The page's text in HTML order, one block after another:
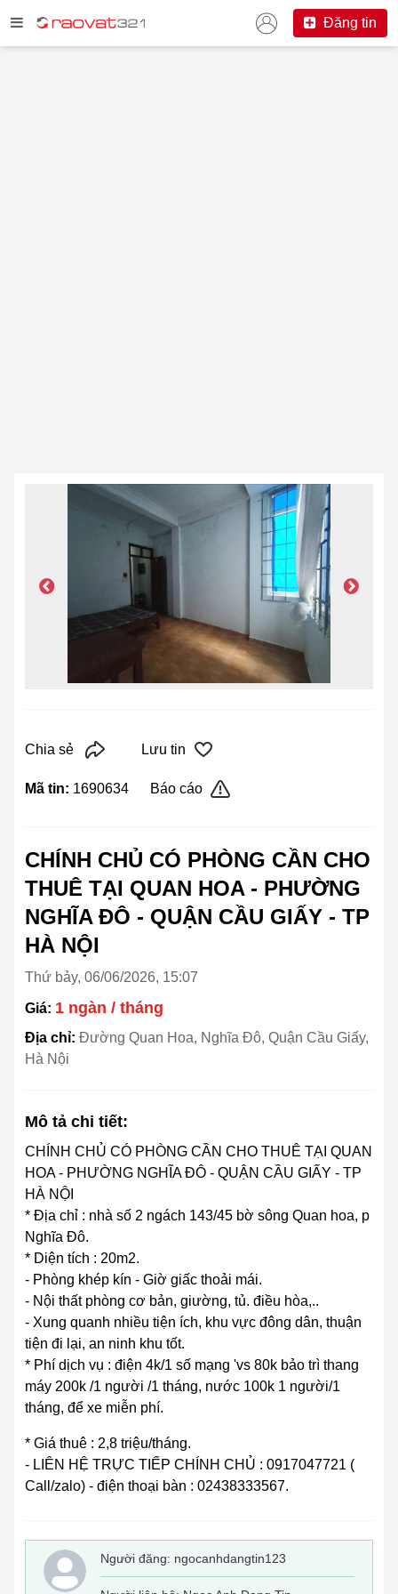
Đăng tin
Chia sẻ Lưu tin
Mã tin: 1690634 Báo cáo
CHÍNH CHỦ CÓ PHÒNG CẦN CHO
THUÊ TẠI QUAN HOA - PHƯỜNG
NGHĨA ĐÔ - QUẬN CẦU GIẤY - TP
HÀ NỘI
Thứ bảy, 06/06/2026, 15:07
Giá: 1 ngàn / tháng
Địa chỉ: Đường Quan Hoa, Nghĩa Đô, Quận Cầu Giấy,
Hà Nội
Mô tả chi tiết:
CHÍNH CHỦ CÓ PHÒNG CẦN CHO THUÊ TẠI QUAN
HOA - PHƯỜNG NGHĨA ĐÔ - QUẬN CẦU GIẤY - TP
HÀ NỘI
* Địa chỉ : nhà số 2 ngách 143/45 bờ sông Quan hoa, p
Nghĩa Đô.
* Diện tích : 20m2.
- Phòng khép kín - Giờ giấc thoải mái.
- Nội thất phòng cơ bản, giường, tủ. điều hòa,..
- Xung quanh nhiều tiện ích, khu vực đông dân, thuận
tiện đi lại, an ninh khu tốt.
* Phí dịch vụ : điện 4k/1 số mạng 'vs 80k bảo trì thang
máy 200k /1 người /1 tháng, nước 100k 1 người/1
tháng, để xe miễn phí.
* Giá thuê : 2,8 triệu/tháng.
- LIÊN HỆ TRỰC TIẾP CHÍNH CHỦ : 0917047721 (
Call/zalo) - điện thoại bàn : 02438333567.
Người đăng: ngocanhdangtin123